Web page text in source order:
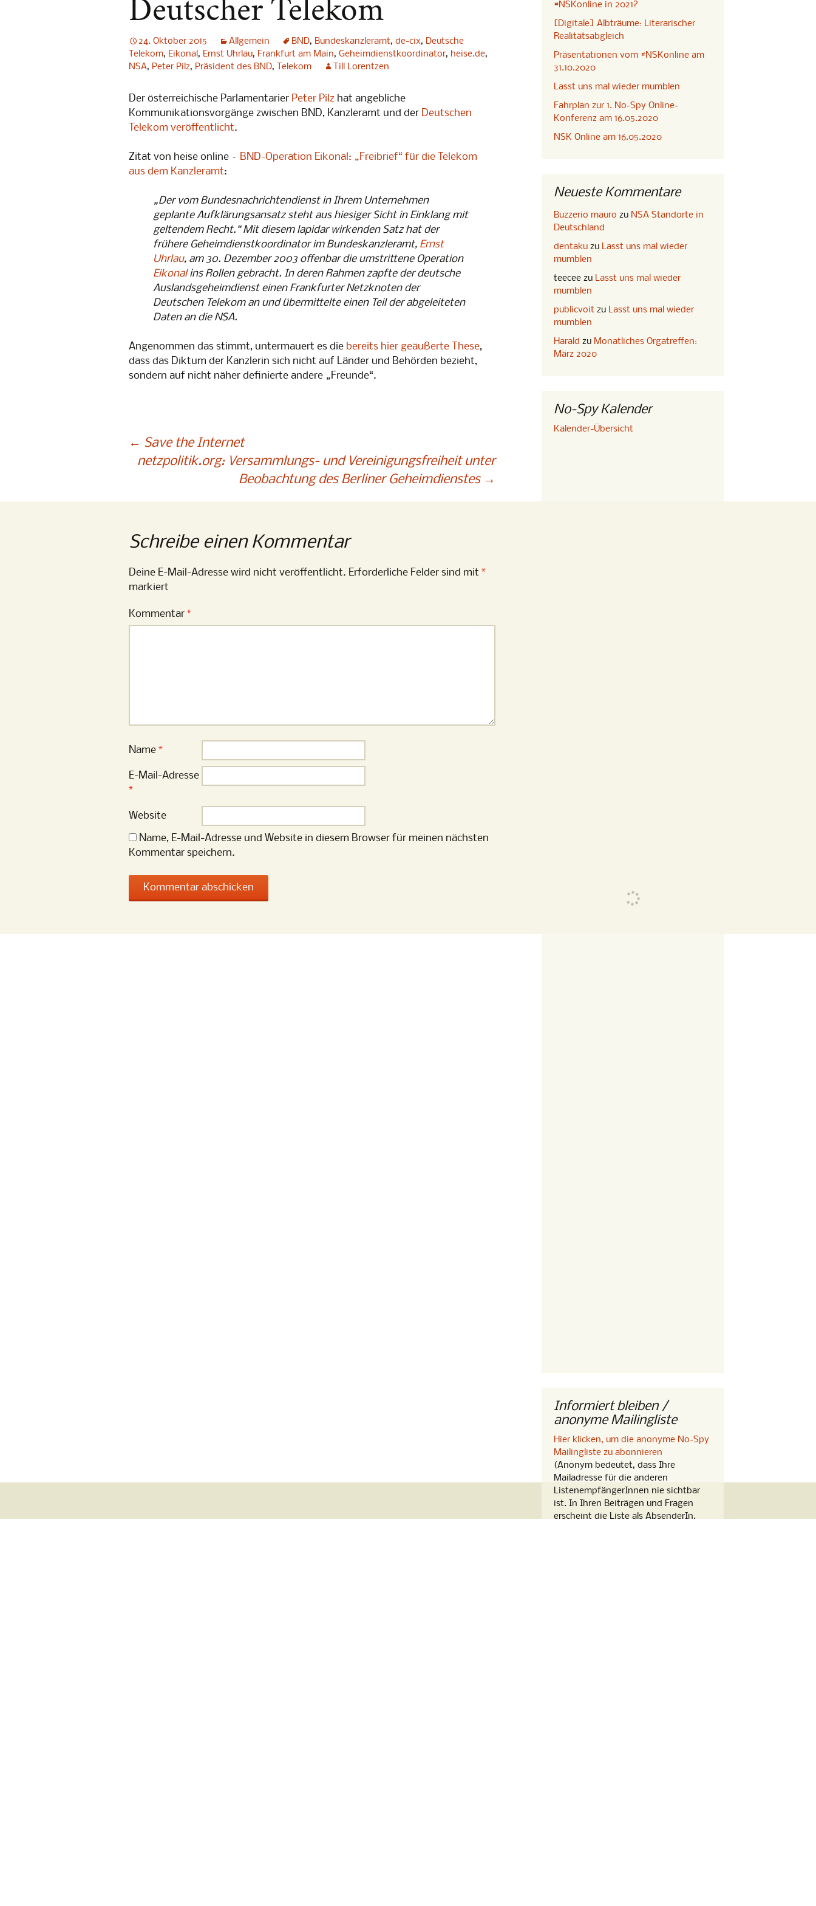
Abendgespräche
[Digitale] Albträume:
[Digitale] Albträume:
„1984“
Lesung: Grundrechte
gelten nicht im Weltall
4. No-Spy Konferenz
3. No-Spy Konferenz
PrismCamp 2
Snowden-Lesung
gegen Überwachung
PrismCamp 1
Deutscher Telekom
24. Oktober 2015 Allgemein BND, Bundeskanzleramt, de-cix, Deutsche
Telekom, Eikonal , Ernst Uhrlau, Frankfurt am Main, Geheimdienstkoordinator, heise.de,
NSA, Peter Pilz, Präsident des BND, Telekom Till Lorentzen
Der österreichische Parlamentarier Peter Pilz hat angebliche
Kommunikationsvorgänge zwischen BND, Kanzleramt und der Deutschen
Telekom veröffentlicht.
Zitat von heise online – BND-Operation Eikonal: „Freibrief“ für die Telekom
aus dem Kanzleramt:
„Der vom Bundesnachrichtendienst in Ihrem Unternehmen
geplante Aufklärungsansatz steht aus hiesiger Sicht in Einklang mit
geltendem Recht.“ Mit diesem lapidar wirkenden Satz hat der
frühere Geheimdienstkoordinator im Bundeskanzleramt, Ernst
Uhrlau, am 30. Dezember 2003 offenbar die umstrittene Operation
Eikonalins Rollen gebracht. In deren Rahmen zapfte der deutsche
Auslandsgeheimdienst einen Frankfurter Netzknoten der
Deutschen Telekom an und übermittelte einen Teil der abgeleiteten
Daten an die NSA.
Angenommen das stimmt, untermauert es die bereits hier geäußerte These,
dass das Diktum der Kanzlerin sich nicht auf Länder und Behörden bezieht,
sondern auf nicht näher definierte andere „Freunde“.
← Save the Internet
netzpolitik.org: Versammlungs- und Vereinigungsfreiheit unter
Beobachtung des Berliner Geheimdienstes →
Schreibe einen Kommentar
Deine E-Mail-Adresse wird nicht veröffentlicht. Erforderliche Felder sind mit *
markiert
Kommentar *
Name *
E-Mail-Adresse
*
Website
Name, E-Mail-Adresse und Website in diesem Browser für meinen nächsten
Kommentar speichern.
#NSKonline in 2021?
[Digitale] Albträume: Literarischer
Realitätsabgleich
Präsentationen vom #NSKonline am
31.10.2020
Lasst uns mal wieder mumblen
Fahrplan zur 1. No-Spy Online-
Konferenz am 16.05.2020
NSK Online am 16.05.2020
Neueste Kommentare
Buzzerio mauro zu NSA Standorte in
Deutschland
dentaku zu Lasst uns mal wieder
mumblen
teecee zu Lasst uns mal wieder
mumblen
publicvoit zu Lasst uns mal wieder
mumblen
Harald zu Monatliches Orgatreffen:
März 2020
No-Spy Kalender
Kalender-Übersicht
Informiert bleiben /
anonyme Mailingliste
Hier klicken, um die anonyme No-Spy
Mailingliste zu abonnieren
(Anonym bedeutet, dass Ihre
Mailadresse für die anderen
ListenempfängerInnen nie sichtbar
ist. In Ihren Beiträgen und Fragen
erscheint die Liste als AbsenderIn.